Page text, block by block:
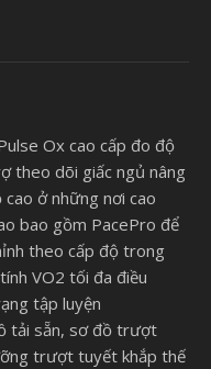
Ox cao cấp đo độ
theo dõi giấc ngủ nâng
ở những nơi cao
bao gồm PacePro để
theo cấp độ trong
VO2 tối đa điều
tập luyện
tải sẵn, sơ đồ trượt
trượt tuyết khắp thế